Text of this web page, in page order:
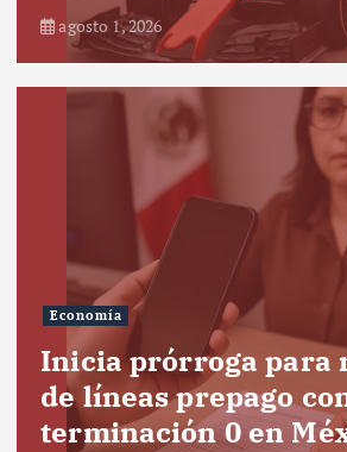
agosto 1, 2026
Economía
Inicia prórroga para
de líneas prepago
terminación 0 en